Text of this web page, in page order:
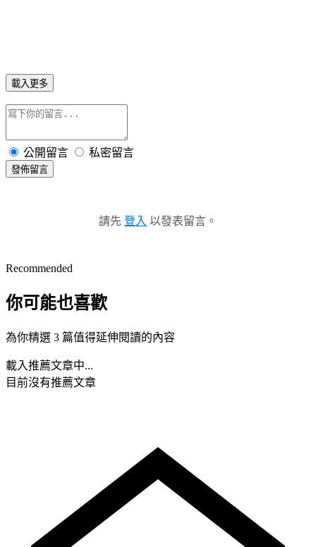
載入更多
公開留言 私密留言
發佈留言
請先 登入 以發表留言。
Recommended
你可能也喜歡
為你精選 3 篇值得延伸閱讀的內容
載入推薦文章中...
目前沒有推薦文章